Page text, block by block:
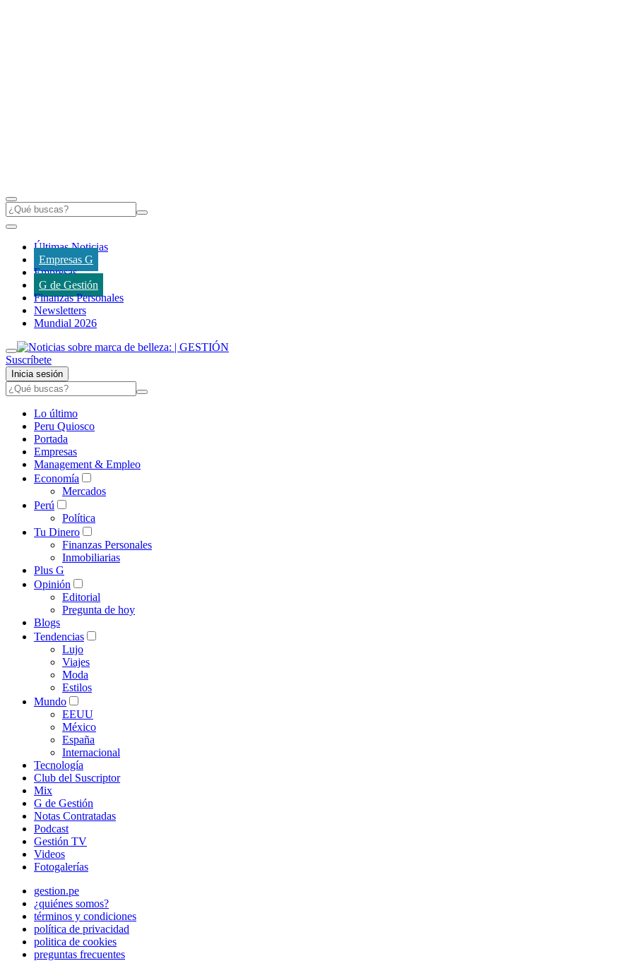
Últimas Noticias
Empresas G
Empresas
G de Gestión
Finanzas Personales
Newsletters
Mundial 2026
Suscríbete
Inicia sesión
Lo último
Peru Quiosco
Portada
Empresas
Management & Empleo
Economía
Mercados
Perú
Política
Tu Dinero
Finanzas Personales
Inmobiliarias
Plus G
Opinión
Editorial
Pregunta de hoy
Blogs
Tendencias
Lujo
Viajes
Moda
Estilos
Mundo
EEUU
México
España
Internacional
Tecnología
Club del Suscriptor
Mix
G de Gestión
Notas Contratadas
Podcast
Gestión TV
Videos
Fotogalerías
gestion.pe
¿quiénes somos?
términos y condiciones
política de privacidad
politica de cookies
preguntas frecuentes